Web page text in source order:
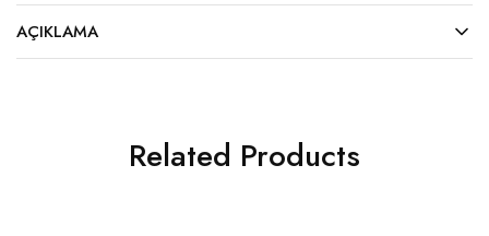
AÇIKLAMA
Related Products